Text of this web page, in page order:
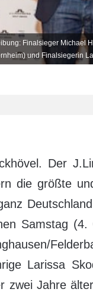
Finalsieger Michael
und Finalsiegerin
Der
die größte
Samstag
Larissa
zwei Jahre